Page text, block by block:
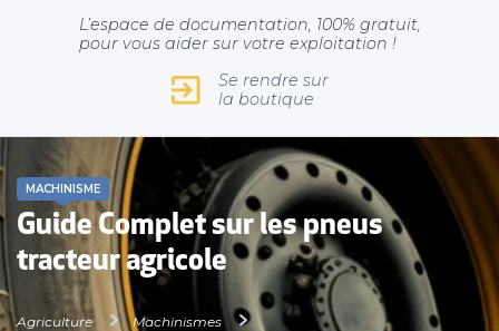
L’espace de documentation, 100% gratuit,
pour vous aider sur votre exploitation !
Se rendre sur
la boutique
MACHINISME
Guide Complet sur les pneus
tracteur agricole
Agriculture Machinismes